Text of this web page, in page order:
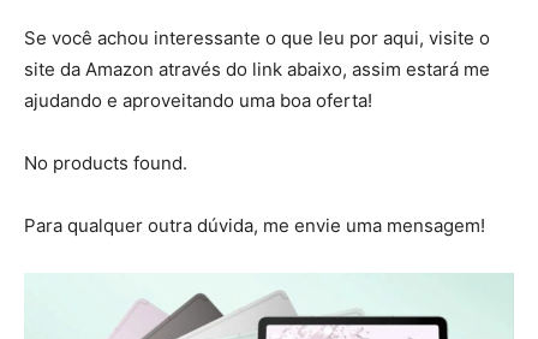
Se você achou interessante o que leu por aqui, visite o
site da Amazon através do link abaixo, assim estará me
ajudando e aproveitando uma boa oferta!
No products found.
Para qualquer outra dúvida, me envie uma mensagem!